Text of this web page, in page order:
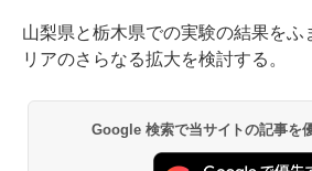
山梨県と栃木県での実験の結果をふ
リアのさらなる拡大を検討する。
Google 検索で当サイトの記事を